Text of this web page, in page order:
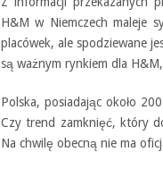
H&M w Niemczech maleje
placówek, ale spodziewane
są ważnym rynkiem dla
Polska, posiadając około
Czy trend zamknięć, który
Na chwilę obecną nie ma